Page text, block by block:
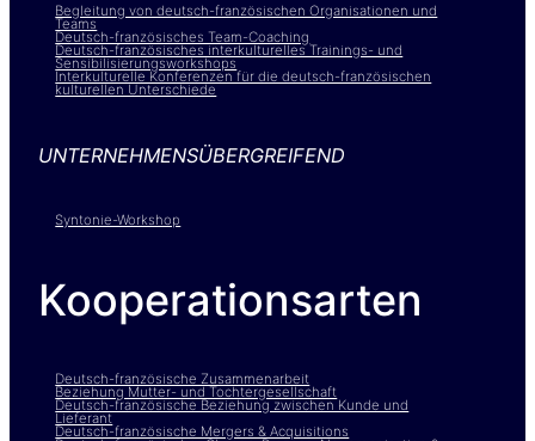
Begleitung von deutsch-französischen Organisationen und
Teams
Deutsch-französisches Team-Coaching
Deutsch-französisches interkulturelles Trainings- und
Sensibilisierungsworkshops
Interkulturelle Konferenzen für die deutsch-französischen
kulturellen Unterschiede
UNTERNEHMENSÜBERGREIFEND
Syntonie-Workshop
Kooperationsarten
Deutsch-französische Zusammenarbeit
Beziehung Mutter- und Tochtergesellschaft
Deutsch-französische Beziehung zwischen Kunde und
Lieferant
Deutsch-französische Mergers & Acquisitions